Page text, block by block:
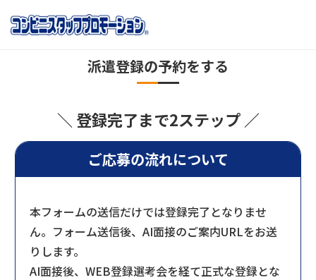
派遣登録の予約をする
＼ 登録完了まで2ステップ ／
ご応募の流れについて
本フォームの送信だけでは登録完了となりませ
ん。フォーム送信後、AI面接のご案内URLをお送
りします。
AI面接後、WEB登録選考会を経て正式な登録とな